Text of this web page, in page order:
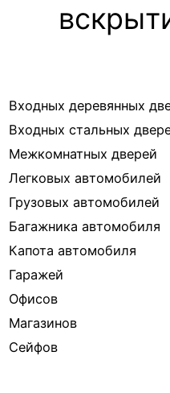
Входных деревянных
Входных стальных
Межкомнатных дверей
Легковых автомобилей
Грузовых автомобилей
Багажника автомобиля
Капота автомобиля
Гаражей
Офисов
Магазинов
Сейфов